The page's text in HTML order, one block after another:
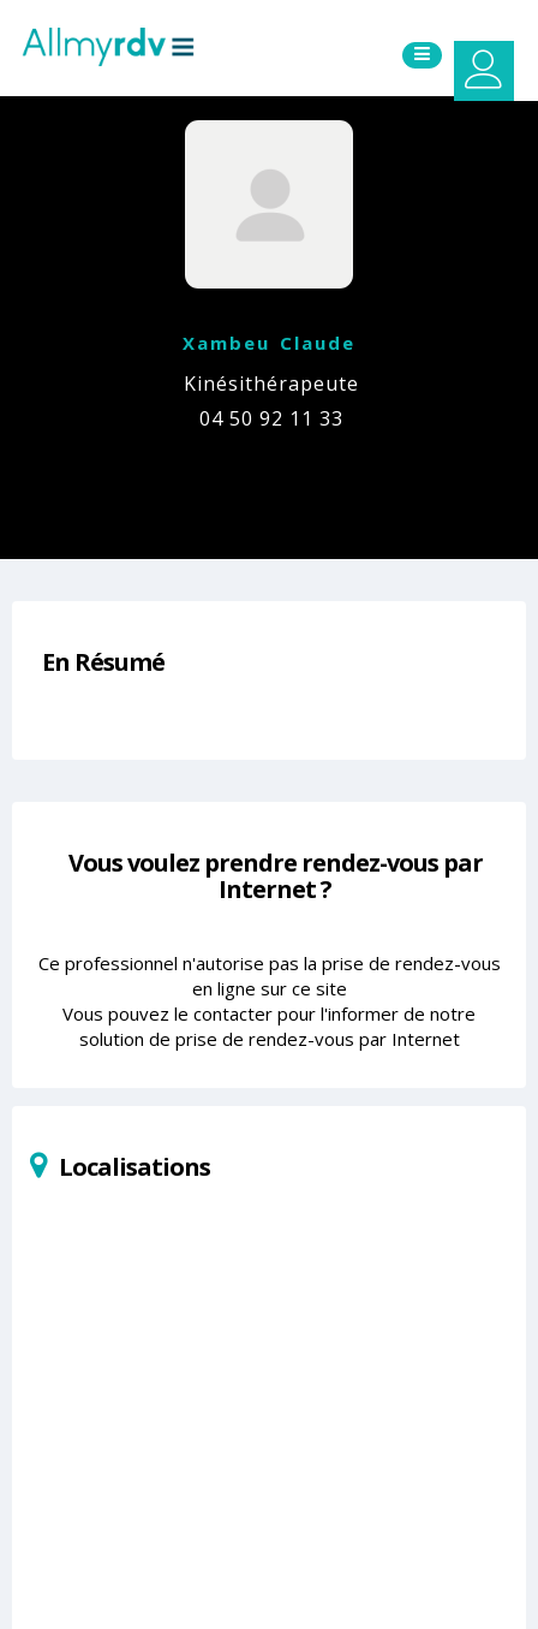
Xambeu Claude
Kinésithérapeute
04 50 92 11 33
En Résumé
Vous voulez prendre rendez-vous par
Internet ?
Ce professionnel n'autorise pas la prise de rendez-vous
en ligne sur ce site
Vous pouvez le contacter pour l'informer de notre
solution de prise de rendez-vous par Internet
Localisations